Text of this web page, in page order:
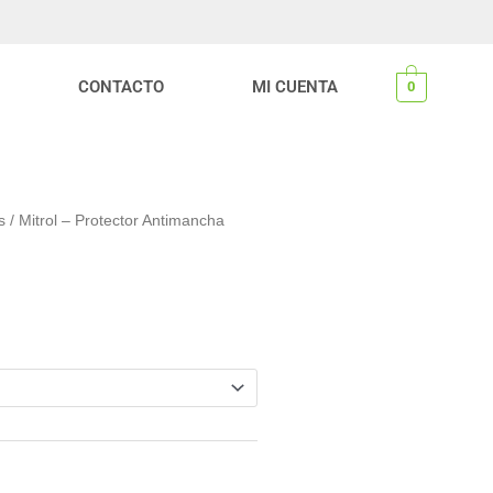
CONTACTO MI CUENTA 0
/ Mitrol – Protector Antimancha